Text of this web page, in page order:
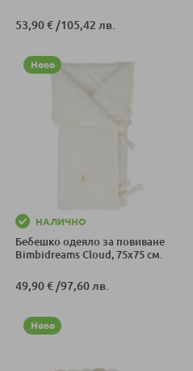
53,90 € /105,42 лв.
Ново
НАЛИЧНО
Бебешко одеяло за повиване
Bimbidreams Cloud, 75x75 см.
49,90 €/97,60 лв.
Ново